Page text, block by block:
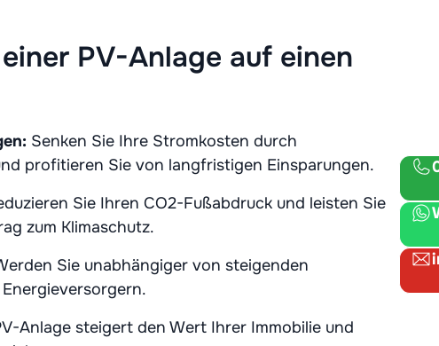
PV-Anlage auf einen
Senken Sie Ihre Stromkosten durch
profitieren Sie von langfristigen Einsparungen.
Sie Ihren CO2-Fußabdruck und leisten Sie
zum Klimaschutz.
Sie unabhängiger von steigenden
Anlage steigert den Wert Ihrer Immobilie und